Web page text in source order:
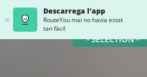
Descarrega l'app
RouteYou mai no havia estat
tan fàcil
- SELECTION -